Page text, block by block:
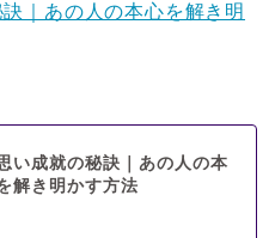
｜あの人の本心を解き明
い成就の秘訣｜あの人の本
解き明かす方法